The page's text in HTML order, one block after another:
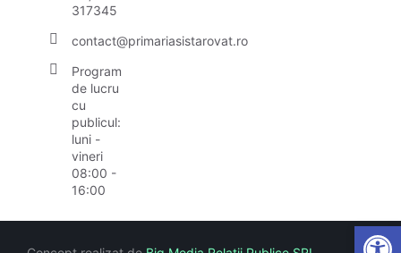
317345
contact@primariasistarovat.ro
Program
de lucru
cu
publicul:
luni -
vineri
08:00 -
16:00